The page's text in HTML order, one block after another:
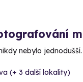
nebylo jednodušší.
(+ 3 další lokality)